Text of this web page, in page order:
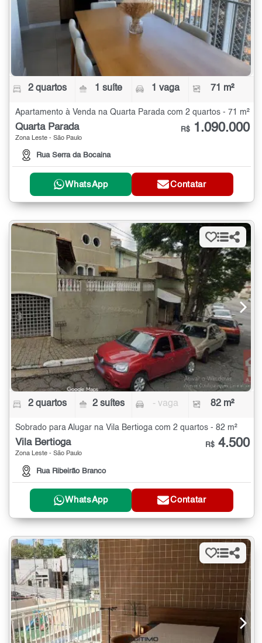
2 quartos 1 suíte 1 vaga 71 m²
Apartamento à Venda na Quarta Parada com 2 quartos - 71 m²
Quarta Parada
Zona Leste - São Paulo
Rua Serra da Bocaina
R$ 1.090.000
WhatsApp Contatar
2 quartos 2 suítes - vaga 82 m²
Sobrado para Alugar na Vila Bertioga com 2 quartos - 82 m²
Vila Bertioga
Zona Leste - São Paulo
Rua Ribeirão Branco
R$ 4.500
WhatsApp Contatar